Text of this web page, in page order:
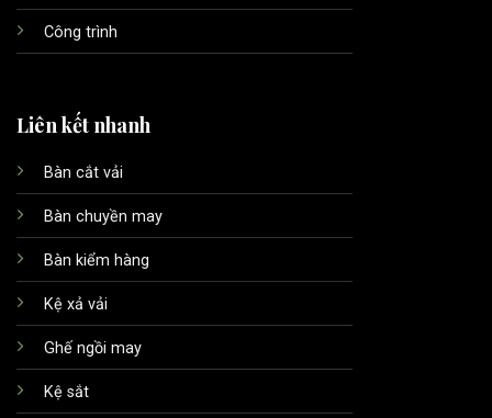
Công trình
Liên kết nhanh
Bàn cắt vải
Bàn chuyền may
Bàn kiểm hàng
Kệ xả vải
Ghế ngồi may
Kệ sắt